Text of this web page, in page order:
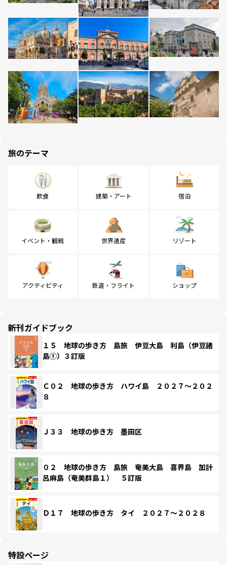
旅のテーマ
飲食 建築・アート 宿泊
イベント・観戦 世界遺産 リゾート
アクティビティ 鉄道・フライト ショップ
新刊ガイドブック
１５ 地球の歩き方 島旅 伊豆大島 利島（伊豆諸
島①）３訂版
Ｃ０２ 地球の歩き方 ハワイ島 ２０２７～２０２
８
Ｊ３３ 地球の歩き方 墨田区
０２ 地球の歩き方 島旅 奄美大島 喜界島 加計
呂麻島（奄美群島１） ５訂版
Ｄ１７ 地球の歩き方 タイ ２０２７～２０２８
特設ページ